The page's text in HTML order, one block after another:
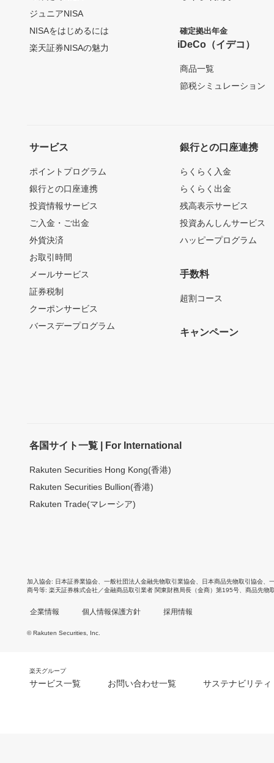
ジュニアNISA
NISAをはじめるには
楽天証券NISAの魅力
確定拠出年金
iDeCo（イデコ）
商品一覧
節税シミュレーション
サービス
ポイントプログラム
銀行との口座連携
投資情報サービス
ご入金・ご出金
外貨決済
お取引時間
メールサービス
証券税制
クーポンサービス
バースデープログラム
銀行との口座連携
らくらく入金
らくらく出金
残高表示サービス
投資あんしんサービス
ハッピープログラム
手数料
超割コース
キャンペーン
各国サイト一覧 | For International
Rakuten Securities Hong Kong(香港)
Rakuten Securities Bullion(香港)
Rakuten Trade(マレーシア)
加入協会 日本証券業協会 一般社団法人金融先物取引業協会 日本商品先物取引協会
商号等 楽天証券株式会社／金融商品取引業者 関東財務局長（金商）第195号、商品先物
企業情報 個人情報保護方針 採用情報
© Rakuten Securities, Inc.
楽天グループ
サービス一覧 お問い合わせ一覧 サステナビリティ